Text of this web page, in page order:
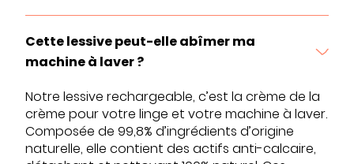
Cette lessive peut-elle abîmer ma
machine à laver ?
Notre lessive rechargeable, c’est la crème de la
crème pour votre linge et votre machine à laver.
Composée de 99,8% d’ingrédients d’origine
naturelle, elle contient des actifs anti-calcaire,